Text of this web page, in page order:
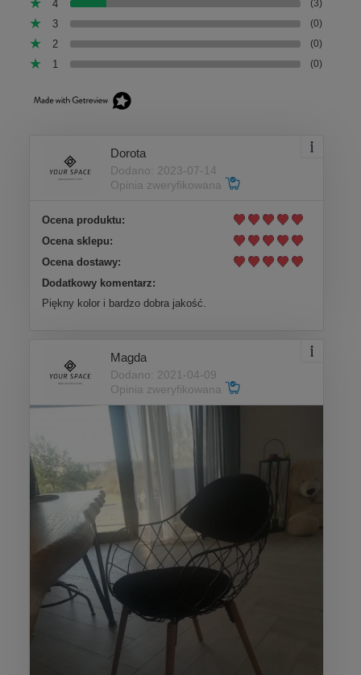
4 (3)
3 (0)
2 (0)
1 (0)
Dorota
Dodano: 2023-07-14
Opinia zweryfikowana
Ocena produktu:
Ocena sklepu:
Ocena dostawy:
Dodatkowy komentarz:
Piękny kolor i bardzo dobra jakość.
Magda
Dodano: 2021-04-09
Opinia zweryfikowana